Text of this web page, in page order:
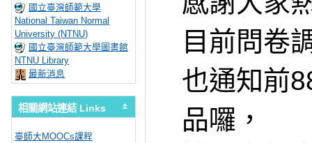
國立臺灣師範大學
National Taiwan Normal
University (NTNU)
國立臺灣師範大學圖書館
NTNU Library
最新消息
相關網站連結 Links
臺師大MOOCs課程
目前問卷
也通知前
品囉，